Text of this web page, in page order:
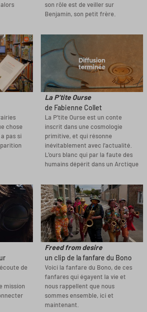
son rôle est de veiller sur
Benjamin, son petit frère.
chose
pas si
La P’tite Ourse
de Fabienne Collet
La P’tite Ourse est un conte
inscrit dans une cosmologie
primitive, et qui résonne
inévitablement avec l’actualité.
L’ours blanc qui par la faute des
humains dépérit dans un Arctique
de
mission
Freed from desire
un clip de la fanfare du Bono
Voici la fanfare du Bono, de ces
fanfares qui égayent la vie et
nous rappellent que nous
sommes ensemble, ici et
maintenant.